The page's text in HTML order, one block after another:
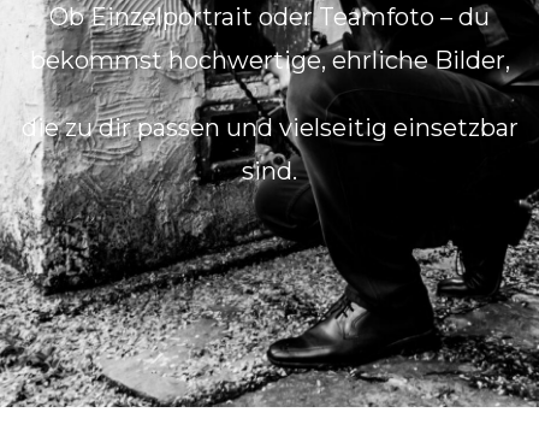
Ob Einzelportrait oder Teamfoto – du
bekommst hochwertige, ehrliche Bilder,
die zu dir passen und vielseitig einsetzbar
sind.